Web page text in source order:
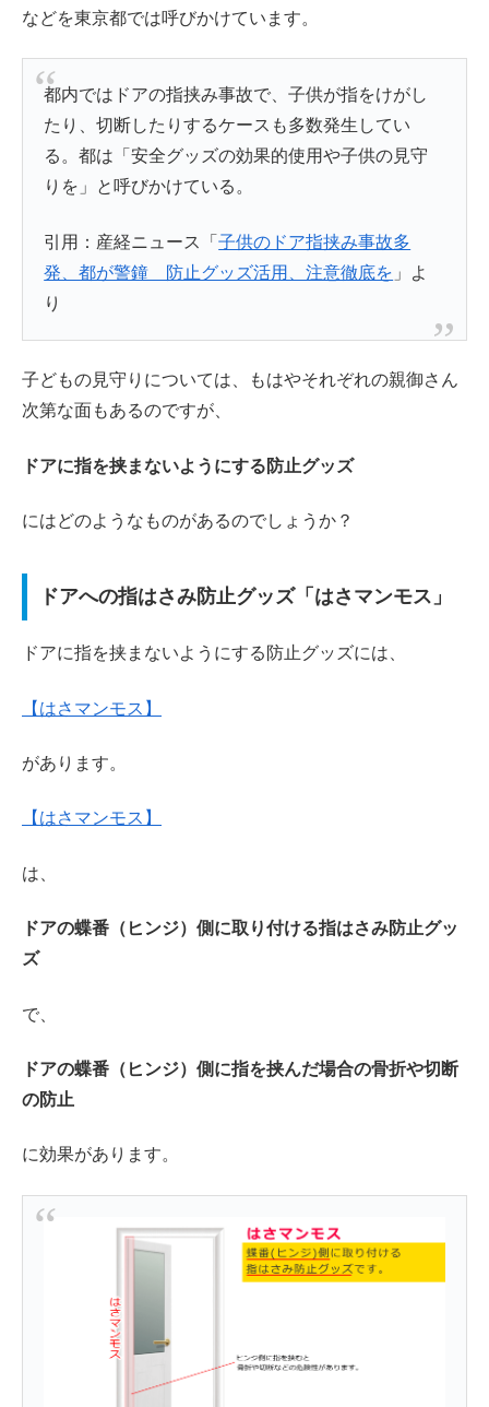
などを東京都では呼びかけています。
都内ではドアの指挟み事故で、子供が指をけがし
たり、切断したりするケースも多数発生してい
る。都は「安全グッズの効果的使用や子供の見守
りを」と呼びかけている。
引用：産経ニュース「子供のドア指挟み事故多
発、都が警鐘 防止グッズ活用、注意徹底を 」よ
り
子どもの見守りについては、もはやそれぞれの親御さん
次第な面もあるのですが、
ドアに指を挟まないようにする防止グッズ
にはどのようなものがあるのでしょうか？
ドアへの指はさみ防止グッズ「はさマンモス」
ドアに指を挟まないようにする防止グッズには、
【はさマンモス】
があります。
【はさマンモス】
は、
ドアの蝶番（ヒンジ）側に取り付ける指はさみ防止グッ
ズ
で、
ドアの蝶番（ヒンジ）側に指を挟んだ場合の骨折や切断
の防止
に効果があります。